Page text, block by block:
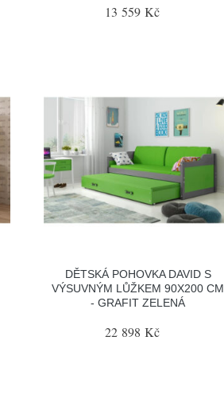
13 559 Kč
DĚTSKÁ POHOVKA DAVID S
VÝSUVNÝM LŮŽKEM 90X200 CM
- GRAFIT ZELENÁ
22 898 Kč